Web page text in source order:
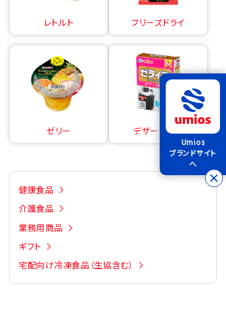
レトルト フリーズドライ
ゼリー デザートの素
健康食品
介護食品
業務用商品
ギフト
宅配向け冷凍食品（生協含む）
Umios
ブランドサイト
へ